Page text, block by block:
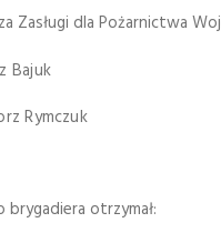
Zasługi dla Pożarnictwa
Bajuk
Rymczuk
otrzymał: